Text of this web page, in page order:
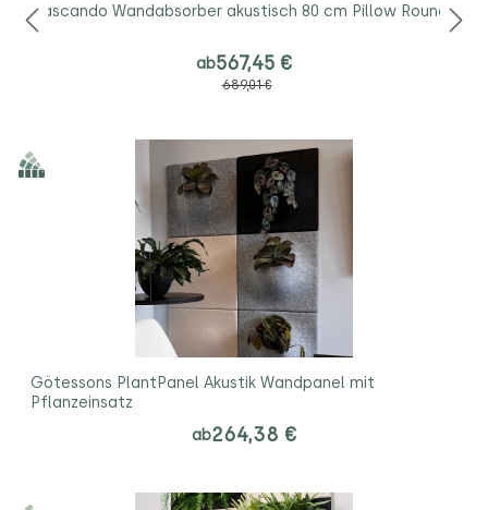
Cascando Wandabsorber akustisch 80 cm Pillow Round
ab567,45 €
689,01 €
Götessons PlantPanel Akustik Wandpanel mit
Pflanzeinsatz
ab264,38 €